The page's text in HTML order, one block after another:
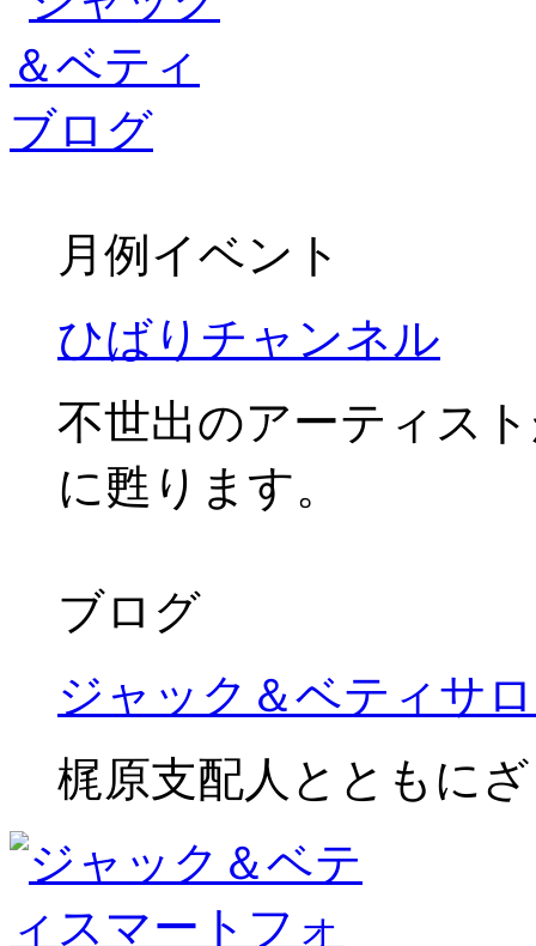
月例イベント
ひばりチャンネル
不世出のアーティス
に甦ります。
ブログ
ジャック＆ベティサ
梶原支配人とともに